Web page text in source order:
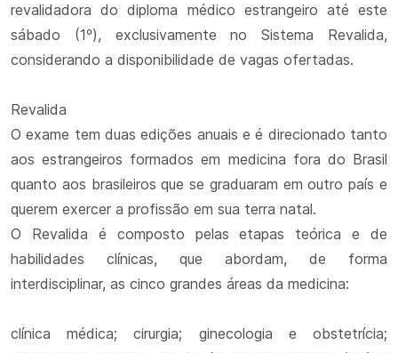
revalidadora do diploma médico estrangeiro até este
sábado (1º), exclusivamente no Sistema Revalida,
considerando a disponibilidade de vagas ofertadas.
Revalida
O exame tem duas edições anuais e é direcionado tanto
aos estrangeiros formados em medicina fora do Brasil
quanto aos brasileiros que se graduaram em outro país e
querem exercer a profissão em sua terra natal.
O Revalida é composto pelas etapas teórica e de
habilidades clínicas, que abordam, de forma
interdisciplinar, as cinco grandes áreas da medicina:
clínica médica; cirurgia; ginecologia e obstetrícia;